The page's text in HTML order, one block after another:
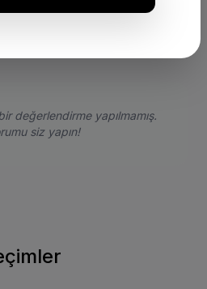
görüşleri ve deneyimleri.
değerlendirme yapılmamış.
siz yapın!